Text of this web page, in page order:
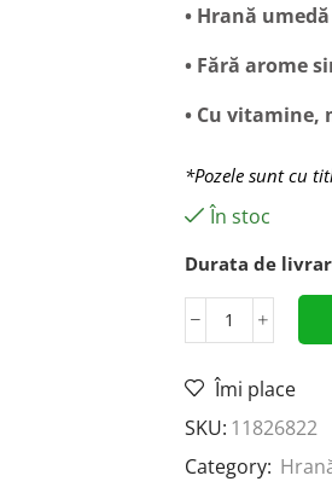
• Hrană
• Fără arome
• Cu vitamine,
*Pozele sunt cu
În stoc
Durata de
Îmi place
SKU: 11826822
Category: